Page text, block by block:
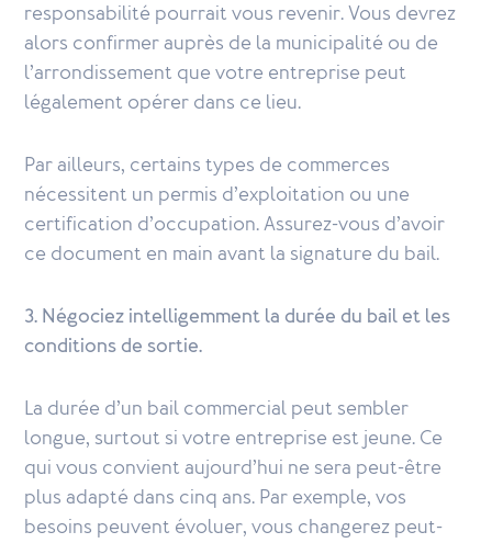
responsabilité pourrait vous revenir. Vous devrez
alors confirmer auprès de la municipalité ou de
l’arrondissement que votre entreprise peut
légalement opérer dans ce lieu.
Par ailleurs, certains types de commerces
nécessitent un permis d’exploitation ou une
certification d’occupation. Assurez-vous d’avoir
ce document en main avant la signature du bail.
3. Négociez intelligemment la durée du bail et les
conditions de sortie.
La durée d’un bail commercial peut sembler
longue, surtout si votre entreprise est jeune. Ce
qui vous convient aujourd’hui ne sera peut-être
plus adapté dans cinq ans. Par exemple, vos
besoins peuvent évoluer, vous changerez peut-